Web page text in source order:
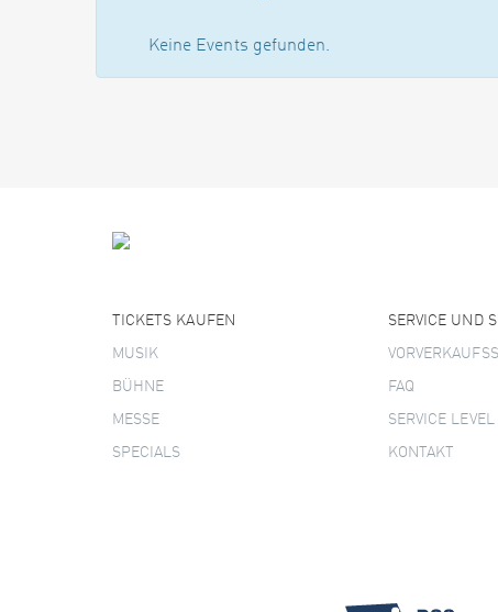
Keine Events gefunden.
TICKETS KAUFEN
MUSIK
BÜHNE
MESSE
SPECIALS
SERVICE UND
FAQ
SERVICE
KONTAKT